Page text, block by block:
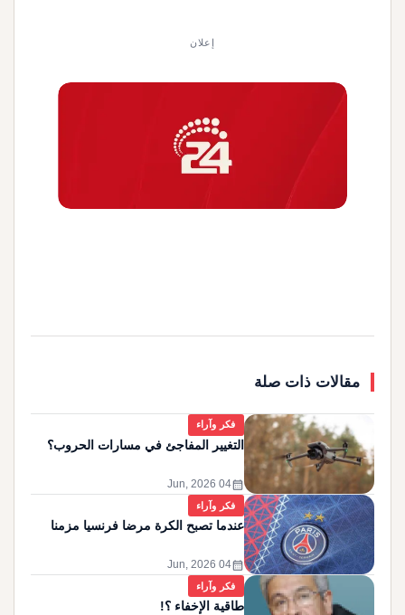
إعلان
مقالات ذات صلة
فكر وآراء
التغيير المفاجئ في مسارات الحروب؟
calendar_month
04 Jun, 2026
فكر وآراء
عندما تصبح الكرة مرضا فرنسيا مزمنا
calendar_month
04 Jun, 2026
فكر وآراء
طاقية الإخفاء ؟!